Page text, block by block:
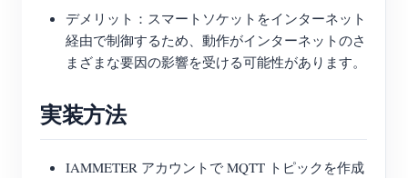
デメリット：スマートソケットをインターネット
経由で制御するため、動作がインターネットのさ
まざまな要因の影響を受ける可能性があります。
実装方法
IAMMETER アカウントで MQTT トピックを作成